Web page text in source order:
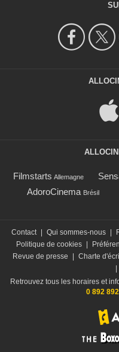
Filmstarts Allemagne
AdoroCinema Brésil
Contact Qui sommes-nous
Politique de cookies
Revue de presse
Charte
Retrouvez tous les horaires et
0 892